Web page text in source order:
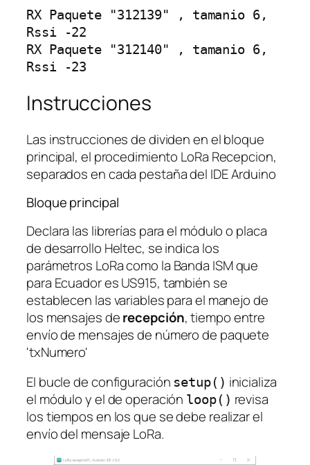
RX Paquete "312139" , tamanio 6,
Rssi -22
RX Paquete "312140" , tamanio 6,
Rssi -23
Instrucciones
Las instrucciones de dividen en el bloque
principal, el procedimiento LoRa Recepcion,
separados en cada pestaña del IDE Arduino
Bloque principal
Declara las librerías para el módulo o placa
de desarrollo Heltec, se indica los
parámetros LoRa como la Banda ISM que
para Ecuador es US915, también se
establecen las variables para el manejo de
los mensajes derecepción, tiempo entre
envío de mensajes de número de paquete
'txNumero'
El bucle de configuración setup() inicializa
el módulo y el de operación loop() revisa
los tiempos en los que se debe realizar el
envío del mensaje LoRa.